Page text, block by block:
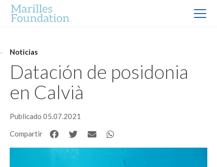
Noticias
Datación de posidonia
en Calvià
Publicado 05.07.2021
Compartir